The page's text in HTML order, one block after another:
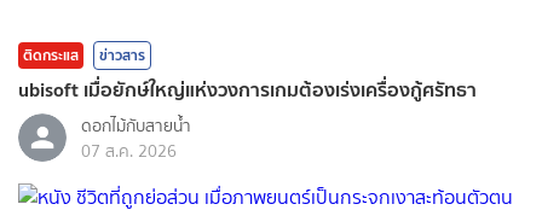
ติดกระแส ข่าวสาร
ubisoft เมื่อยักษ์ใหญ่แห่งวงการเกมต้องเร่งเครื่องกู้ศรัทธา
ดอกไม้กับสายน้ำ
07 ส.ค. 2026